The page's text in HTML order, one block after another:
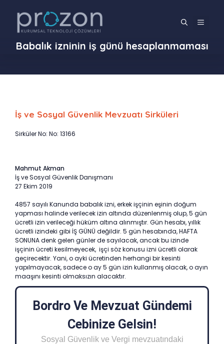
MENÜ
Babalık izninin iş günü hesaplanmaması
İş ve Sosyal Güvenlik Mevzuatı Sirküleri
Sirküler No: No: 13166
Mahmut Akman
İş ve Sosyal Güvenlik Danışmanı
27 Ekim 2019
4857 sayılı Kanunda babalık izni, erkek işçinin eşinin doğum
yapması halinde verilecek izin altında düzenlenmiş olup, 5 gün
ücretli izin verileceği hüküm altına alınmıştır. Gün hesabı, yıllık
ücretli izindeki gibi İŞ GÜNÜ değildir. 5 gün hesabında, HAFTA
SONUNA denk gelen günler de sayılacak, ancak bu izinde
işçinin ücreti kesilmeyecek, işçi söz konusu izni ücretli olarak
geçirecektir. Yani, o ayki ücretinden herhangi bir kesinti
yapılmayacak, sadece o ay 5 gün izin kullanmış olacak, o ayın
maaşını kesinti olmaksızın alacaktır.
Bordro Ve Mevzuat Gündemi
Cebinize Gelsin!
Sosyal Güvenlik ve Vergi mevzuatındaki